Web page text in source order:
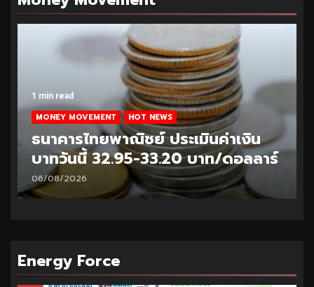
1 min read
MONEY MOVEMENT HOT NEWS
ธนาคารไทยพาณิชย์ ประเมินค่าเงิน
บาทวันนี้ 32.95-33.20 บาท/ดอลลาร์
06/08/2026
Energy Force